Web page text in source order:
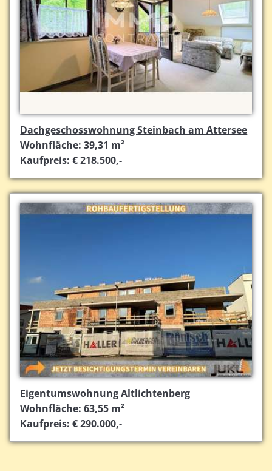
Dachgeschosswohnung Steinbach am Attersee
Wohnfläche: 39,31 m²
Kaufpreis: € 218.500,-
Eigentumswohnung Altlichtenberg
Wohnfläche: 63,55 m²
Kaufpreis: € 290.000,-